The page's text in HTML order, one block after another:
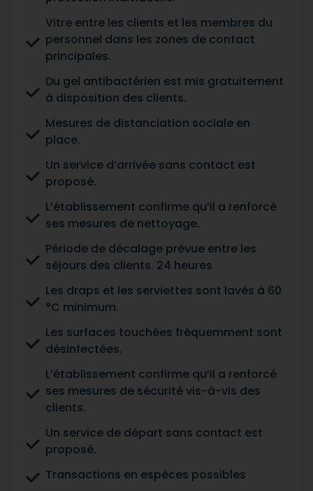
Vitre entre les clients et les membres du
personnel dans les zones de contact
principales.
Du gel antibactérien est mis gratuitement
à disposition des clients.
Mesures de distanciation sociale en
place.
Un service d’arrivée sans contact est
proposé.
L’établissement confirme qu’il a renforcé
ses mesures de nettoyage.
Période de décalage prévue entre les
séjours des clients. 24 heures
Les draps et les serviettes sont lavés à 60
°C minimum.
Les surfaces touchées fréquemment sont
désinfectées.
L’établissement confirme qu’il a renforcé
ses mesures de sécurité vis-à-vis des
clients.
Un service de départ sans contact est
proposé.
Transactions en espèces possibles